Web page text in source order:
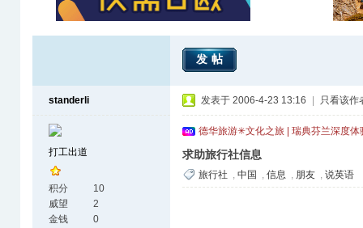
发帖
standerli
打工出道
积分
10
威望
2
金钱
0
发表于 2006-4-23 13:16 只看该作
德华旅游✳文化之旅 | 瑞典芬兰深度
求助旅行社信息
旅行社 , 中国 , 信息 , 朋友 , 说英语